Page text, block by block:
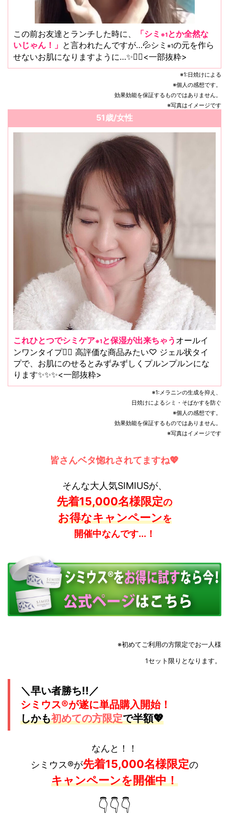
この前お友達とランチした時に、 「シミ ※1とか全然な
いじゃん！」 と言われたんですが…💦シミ ※1の元を作ら
せないお肌になりますように…✨💆‍♀️<一部抜粋>
※1:日焼けによる
※個人の感想です。
効果効能を保証するものではありません。
※写真はイメージです
51歳/女性
これひとつでシミケア※1と保湿が出来ちゃう オールイ
ンワンタイプ☝🏻 高評価な商品みたい♡ ジェル状タイ
プで、お肌にのせるとみずみずしくプルンプルンにな
ります✨✨✨<一部抜粋>
※1:メラニンの生成を抑え、
日焼けによるシミ・そばかすを防ぐ
※個人の感想です。
効果効能を保証するものではありません。
※写真はイメージです
皆さんベタ惚れされてますね💖
そんな大人気SIMIUSが、
先着15,000名様限定の
お得なキャンペーンを
開催中なんです...！
※初めてご利用の方限定でお一人様
1セット限りとなります。
＼早い者勝ち!!／
シミウス®が遂に単品購入開始！
しかも初めての方限定で半額💖
なんと！！
シミウス®が先着15,000名様限定の
キャンペーンを開催中！
👇👇👇